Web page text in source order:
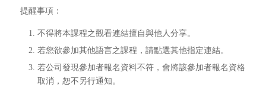
提醒事項：
不得將本課程之觀看連結擅自與他人分享。
若您欲參加其他語言之課程，請點選其他指定連結。
若公司發現參加者報名資料不符，會將該參加者報名資格
取消，恕不另行通知。